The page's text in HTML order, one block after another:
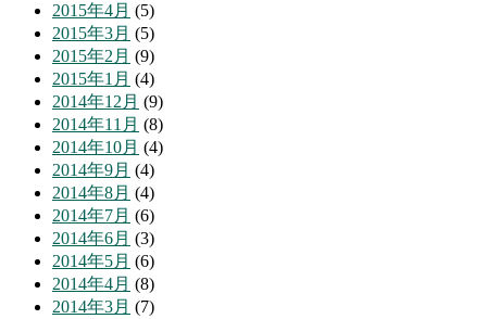
2015年4月 (5)
2015年3月 (5)
2015年2月 (9)
2015年1月 (4)
2014年12月 (9)
2014年11月 (8)
2014年10月 (4)
2014年9月 (4)
2014年8月 (4)
2014年7月 (6)
2014年6月 (3)
2014年5月 (6)
2014年4月 (8)
2014年3月 (7)